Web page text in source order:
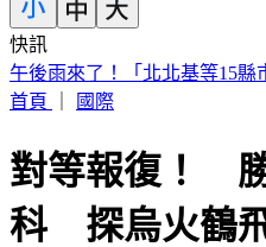
快訊
下週一颱風假？白海豚路徑
首頁
國際
對等報復！
科 探烏火鶴